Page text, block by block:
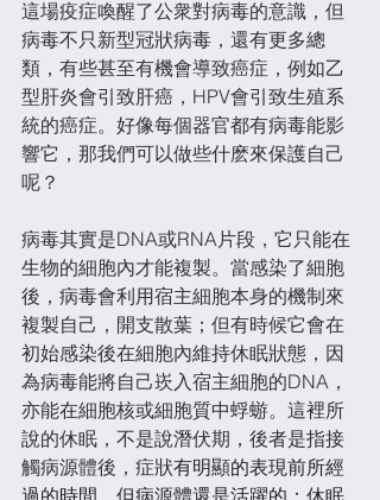
這場疫症喚醒了公衆對病毒的意識，但
病毒不只新型冠狀病毒，還有更多總
類，有些甚至有機會導致癌症，例如乙
型肝炎會引致肝癌，HPV會引致生殖系
統的癌症。好像每個器官都有病毒能影
響它，那我們可以做些什麽來保護自己
呢？
病毒其實是DNA或RNA片段，它只能在
生物的細胞內才能複製。當感染了細胞
後，病毒會利用宿主細胞本身的機制來
複製自己，開支散葉；但有時候它會在
初始感染後在細胞內維持休眠狀態，因
為病毒能將自己崁入宿主細胞的DNA，
亦能在細胞核或細胞質中蜉蝣。這裡所
說的休眠，不是說潛伏期，後者是指接
觸病源體後，症狀有明顯的表現前所經
過的時間，但病源體還是活躍的；休眠